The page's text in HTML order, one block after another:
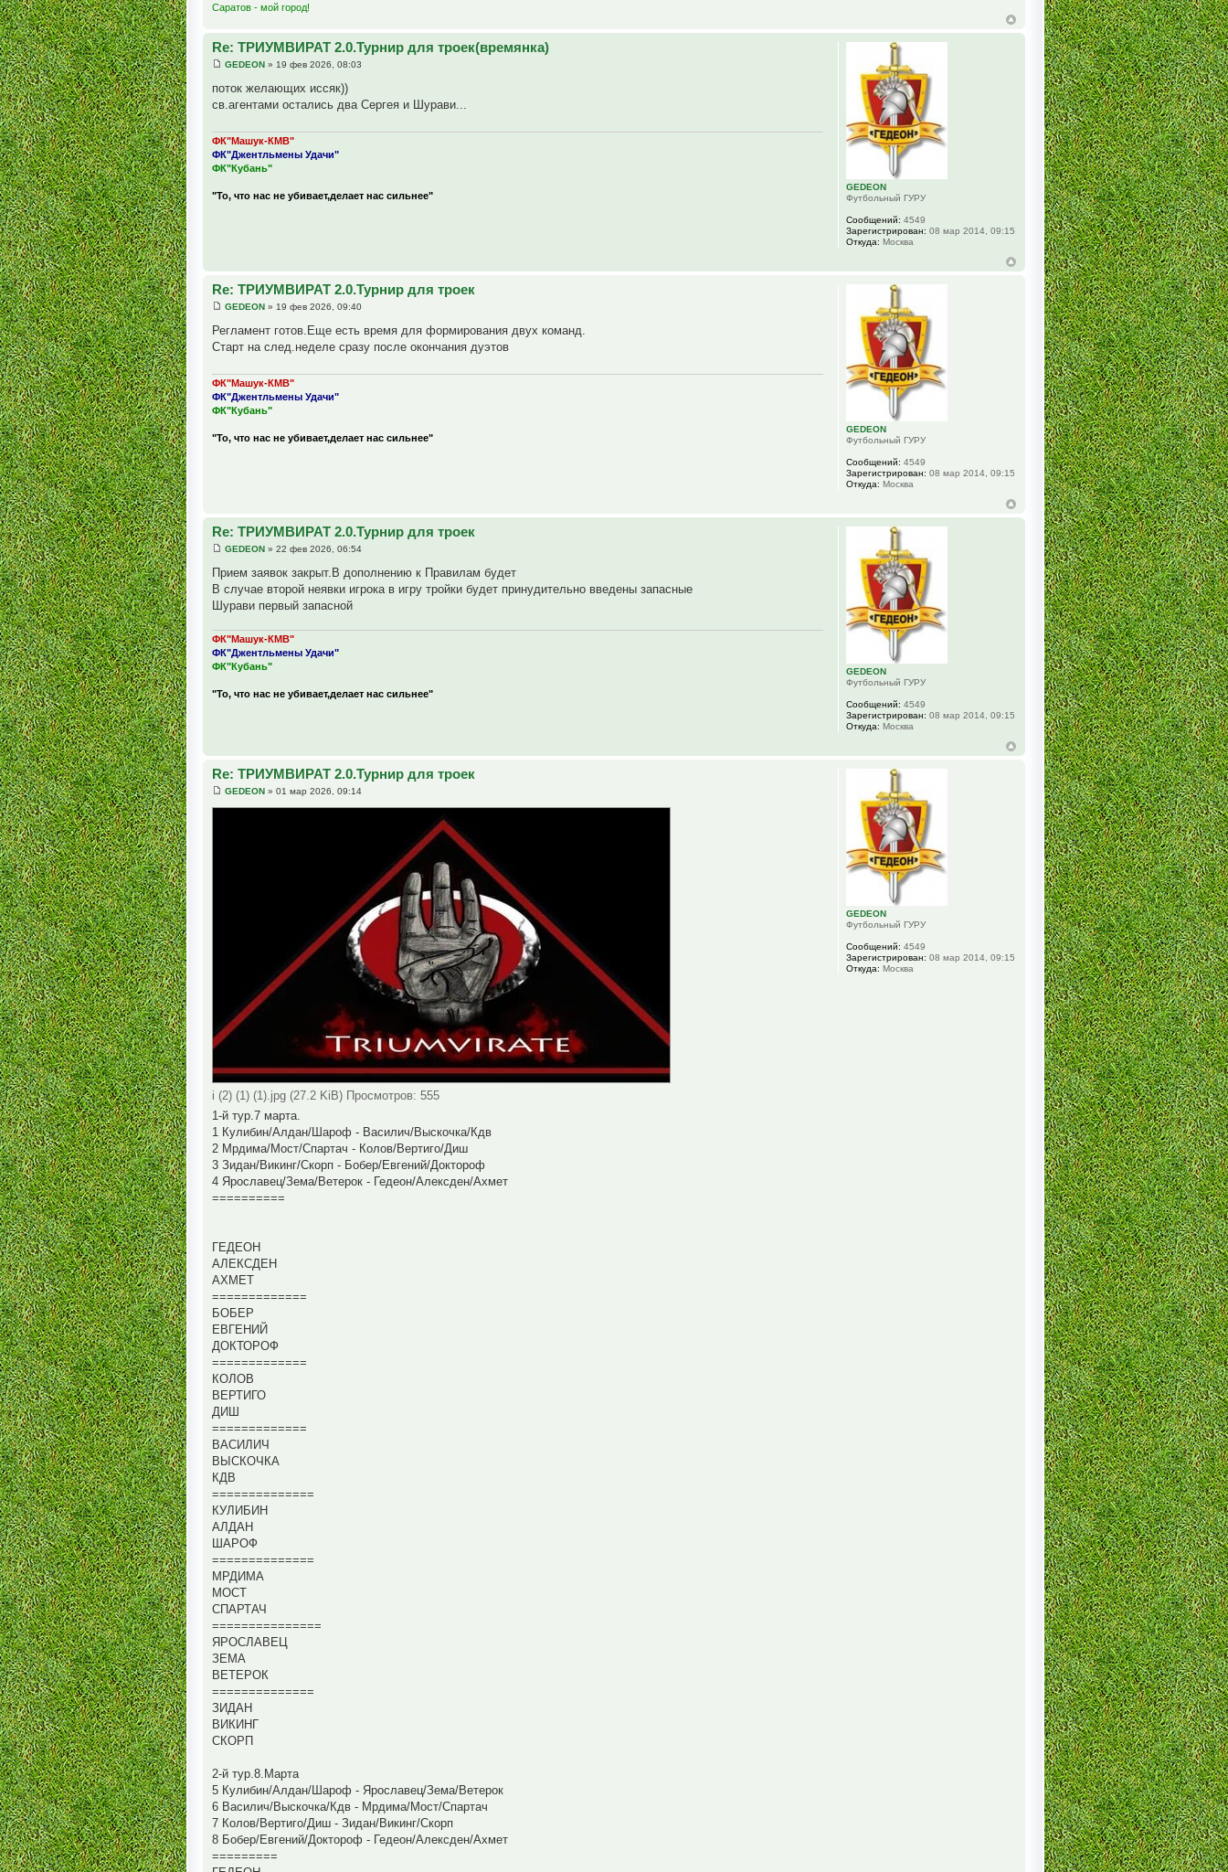
Саратов - мой город!
Re: ТРИУМВИРАТ 2.0.Турнир для троек(времянка)
GEDEON » 19 фев 2026, 08:03
поток желающих иссяк))
св.агентами остались два Сергея и Шурави...
ФК"Машук-КМВ"
ФК"Джентльмены Удачи"
ФК"Кубань"
"То, что нас не убивает,делает нас сильнее"
GEDEON
Футбольный ГУРУ
Сообщений: 4549
Зарегистрирован: 08 мар 2014, 09:15
Откуда: Москва
Re: ТРИУМВИРАТ 2.0.Турнир для троек
GEDEON » 19 фев 2026, 09:40
Регламент готов.Еще есть время для формирования двух команд.
Старт на след.неделе сразу после окончания дуэтов
ФК"Машук-КМВ"
ФК"Джентльмены Удачи"
ФК"Кубань"
"То, что нас не убивает,делает нас сильнее"
GEDEON
Футбольный ГУРУ
Сообщений: 4549
Зарегистрирован: 08 мар 2014, 09:15
Откуда: Москва
Re: ТРИУМВИРАТ 2.0.Турнир для троек
GEDEON » 22 фев 2026, 06:54
Прием заявок закрыт.В дополнению к Правилам будет
В случае второй неявки игрока в игру тройки будет принудительно введены запасные
Шурави первый запасной
ФК"Машук-КМВ"
ФК"Джентльмены Удачи"
ФК"Кубань"
"То, что нас не убивает,делает нас сильнее"
GEDEON
Футбольный ГУРУ
Сообщений: 4549
Зарегистрирован: 08 мар 2014, 09:15
Откуда: Москва
Re: ТРИУМВИРАТ 2.0.Турнир для троек
GEDEON » 01 мар 2026, 09:14
i (2) (1) (1).jpg (27.2 KiB) Просмотров: 555
1-й тур.7 марта.
1 Кулибин/Алдан/Шароф - Василич/Выскочка/Кдв
2 Мрдима/Мост/Спартач - Колов/Вертиго/Диш
3 Зидан/Викинг/Скорп - Бобер/Евгений/Доктороф
4 Ярославец/Зема/Ветерок - Гедеон/Алексден/Ахмет
==========
ГЕДЕОН
АЛЕКСДЕН
АХМЕТ
=============
БОБЕР
ЕВГЕНИЙ
ДОКТОРОФ
=============
КОЛОВ
ВЕРТИГО
ДИШ
=============
ВАСИЛИЧ
ВЫСКОЧКА
КДВ
==============
КУЛИБИН
АЛДАН
ШАРОФ
==============
МРДИМА
МОСТ
СПАРТАЧ
===============
ЯРОСЛАВЕЦ
ЗЕМА
ВЕТЕРОК
==============
ЗИДАН
ВИКИНГ
СКОРП
2-й тур.8.Марта
5 Кулибин/Алдан/Шароф - Ярославец/Зема/Ветерок
6 Василич/Выскочка/Кдв - Мрдима/Мост/Спартач
7 Колов/Вертиго/Диш - Зидан/Викинг/Скорп
8 Бобер/Евгений/Доктороф - Гедеон/Алексден/Ахмет
=========
GEDEON
Футбольный ГУРУ
Сообщений: 4549
Зарегистрирован: 08 мар 2014, 09:15
Откуда: Москва